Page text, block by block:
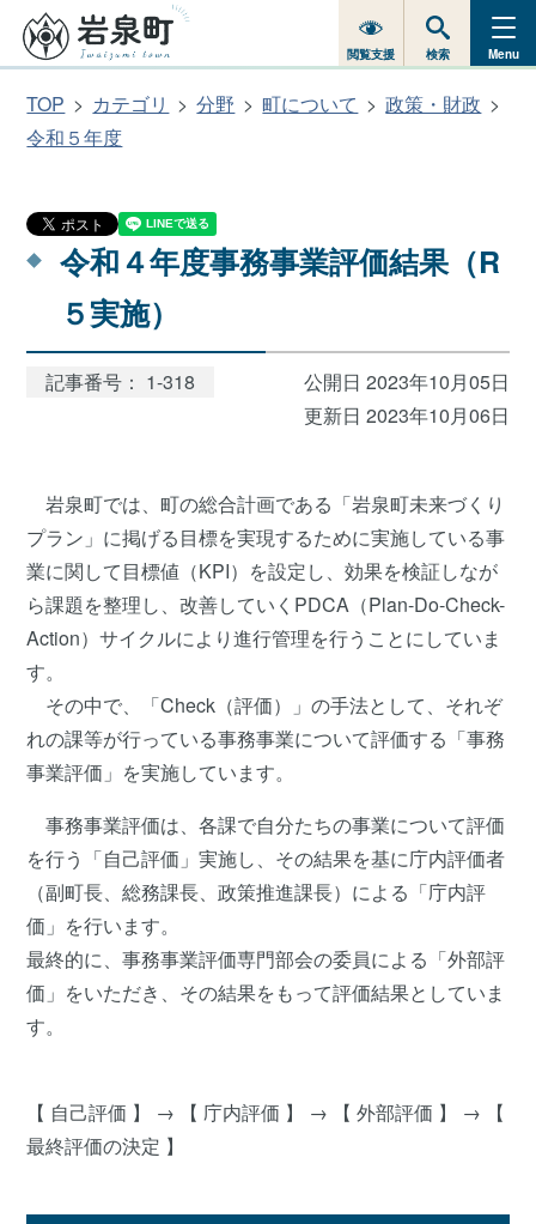
閲覧支援 検索 Menu
TOP カテゴリ 分野 町について
政策・財政
令和５年度
令和４年度事務事業評価結果（R
５実施）
記事番号： 1-318
公開日 2023年10月05日
更新日 2023年10月06日
岩泉町では、町の総合計画である「岩泉町未来づくり
プラン」に掲げる目標を実現するために実施している事
業に関して目標値（KPI）を設定し、効果を検証しなが
ら課題を整理し、改善していくPDCA（Plan-Do-Check-
Action）サイクルにより進行管理を行うことにしていま
す。
その中で、「Check（評価）」の手法として、それぞ
れの課等が行っている事務事業について評価する「事務
事業評価」を実施しています。
事務事業評価は、各課で自分たちの事業について評価
を行う「自己評価」実施し、その結果を基に庁内評価者
（副町長、総務課長、政策推進課長）による「庁内評
価」を行います。
最終的に、事務事業評価専門部会の委員による「外部評
価」をいただき、その結果をもって評価結果としていま
す。
【 自己評価 】 → 【 庁内評価 】 → 【 外部評価 】 → 【
最終評価の決定 】